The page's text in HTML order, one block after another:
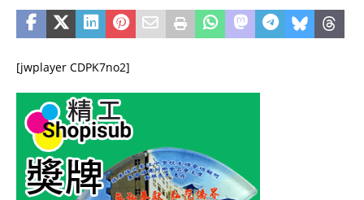
[jwplayer CDPK7no2]